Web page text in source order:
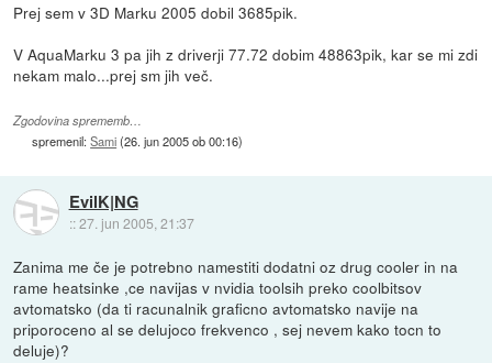
Prej sem v 3D Marku 2005 dobil 3685pik.
V AquaMarku 3 pa jih z driverji 77.72 dobim 48863pik, kar se mi zdi
nekam malo...prej sm jih več.
Zgodovina sprememb…
spremenil:Sami(26. jun 2005 ob 00:16)
EvilK|NG
::27. jun 2005, 21:37
Zanima me če je potrebno namestiti dodatni oz drug cooler in na
rame heatsinke ,ce navijas v nvidia toolsih preko coolbitsov
avtomatsko (da ti racunalnik graficno avtomatsko navije na
priporoceno al se delujoco frekvenco , sej nevem kako tocn to
deluje)?